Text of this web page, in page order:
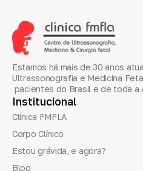
Estamos há mais de 30 anos
Ultrassonografia e Medicina
pacientes do Brasil e de toda a
Institucional
Clínica FMFLA
Corpo Clínico
Estou grávida, e agora?
Blog